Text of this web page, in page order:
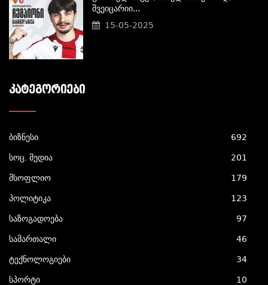
Შვეიცარიი...
15-05-2025
ᲙᲐᲢᲔᲒᲝᲠᲘᲔᲑᲘ
ბიზნესი 692
სოც. მედია 201
მსოფლიო 179
პოლიტიკა 123
საზოგადოება 97
სამართალი 46
ტექნოლოგიები 34
სპორტი 10